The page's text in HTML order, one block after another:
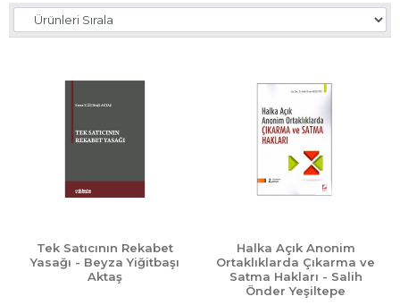
Tek Satıcının Rekabet
Yasağı - Beyza Yiğitbaşı
Aktaş
Halka Açık Anonim
Ortaklıklarda Çıkarma ve
Satma Hakları - Salih
Önder Yeşiltepe